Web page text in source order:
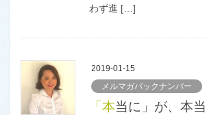
わず進 […]
2019-01-15
メルマガバックナンバー
「本当に」が、本